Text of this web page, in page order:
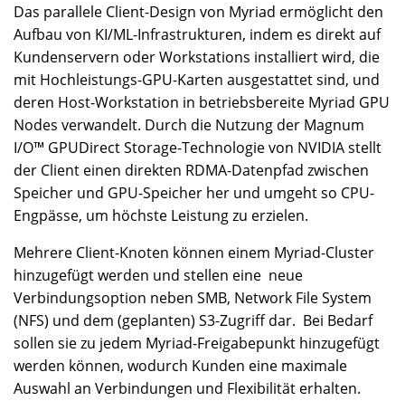
Das parallele Client-Design von Myriad ermöglicht den
Aufbau von KI/ML-Infrastrukturen, indem es direkt auf
Kundenservern oder Workstations installiert wird, die
mit Hochleistungs-GPU-Karten ausgestattet sind, und
deren Host-Workstation in betriebsbereite Myriad GPU
Nodes verwandelt. Durch die Nutzung der Magnum
I/O™ GPUDirect Storage-Technologie von NVIDIA stellt
der Client einen direkten RDMA-Datenpfad zwischen
Speicher und GPU-Speicher her und umgeht so CPU-
Engpässe, um höchste Leistung zu erzielen.
Mehrere Client-Knoten können einem Myriad-Cluster
hinzugefügt werden und stellen eine neue
Verbindungsoption neben SMB, Network File System
(NFS) und dem (geplanten) S3-Zugriff dar. Bei Bedarf
sollen sie zu jedem Myriad-Freigabepunkt hinzugefügt
werden können, wodurch Kunden eine maximale
Auswahl an Verbindungen und Flexibilität erhalten.